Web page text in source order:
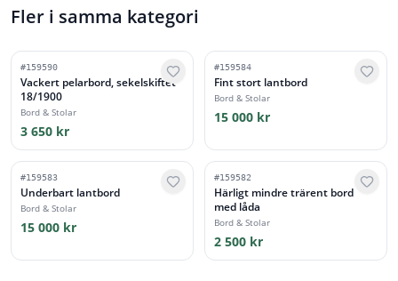
Fler i samma kategori
#159590
Vackert pelarbord, sekelskiftet
18/1900
Bord & Stolar
3 650 kr
#159584
Fint stort lantbord
Bord & Stolar
15 000 kr
#159583
Underbart lantbord
Bord & Stolar
15 000 kr
#159582
Härligt mindre trärent bord
med låda
Bord & Stolar
2 500 kr